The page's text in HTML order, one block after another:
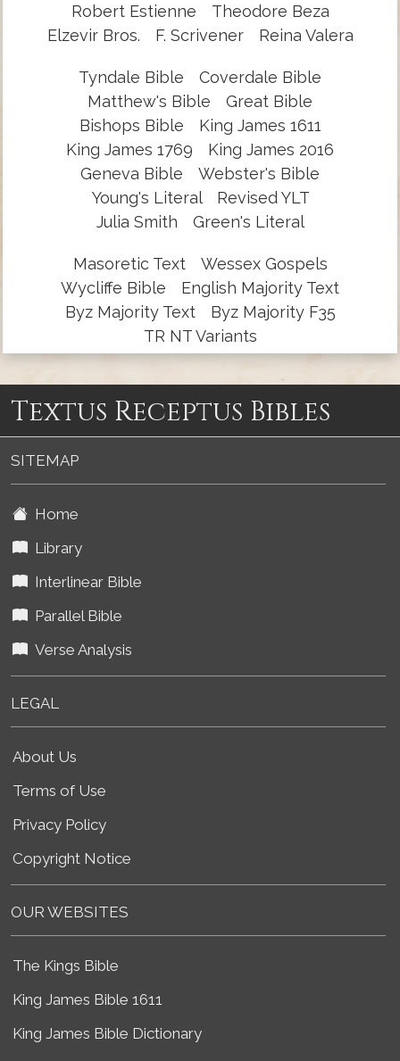
Robert Estienne
Theodore Beza
Elzevir Bros.
F. Scrivener Reina Valera
Tyndale Bible
Coverdale Bible
Matthew's Bible
Great Bible
Bishops Bible
King James 1611
King James 1769
King James 2016
Geneva Bible
Webster's Bible
Young's Literal
Revised YLT
Julia Smith
Green's Literal
Masoretic Text
Wessex Gospels
Wycliffe Bible
English Majority Text
Byz Majority Text
Byz Majority F35
TR NT Variants
Textus Receptus Bibles
SITEMAP
Home
Library
Interlinear Bible
Parallel Bible
Verse Analysis
LEGAL
About Us
Terms of Use
Privacy Policy
Copyright Notice
OUR WEBSITES
The Kings Bible
King James Bible 1611
King James Bible Dictionary